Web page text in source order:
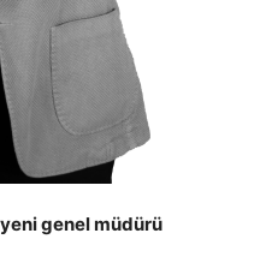
genel müdürü